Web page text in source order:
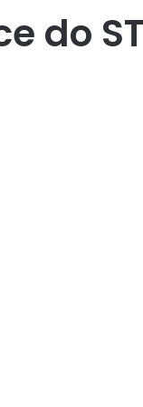
do